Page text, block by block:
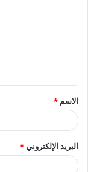
ق
*
الاسم *
البريد الإلكتروني*